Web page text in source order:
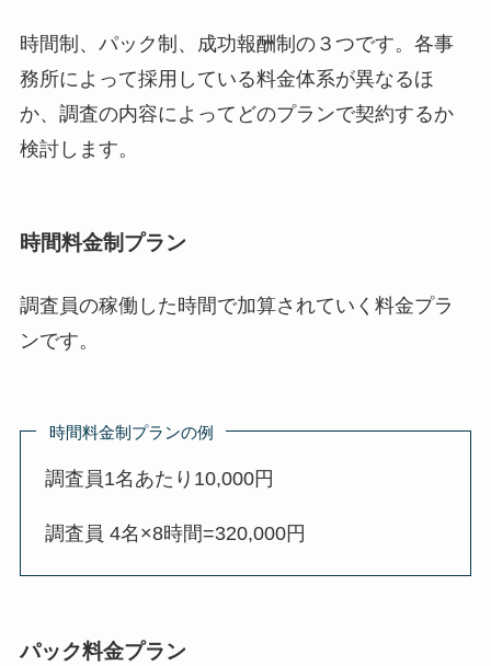
時間制、パック制、成功報酬制の３つです。各事
務所によって採用している料金体系が異なるほ
か、調査の内容によってどのプランで契約するか
検討します。
時間料金制プラン
調査員の稼働した時間で加算されていく料金プラ
ンです。
時間料金制プランの例
調査員1名あたり10,000円
調査員 4名×8時間=320,000円
パック料金プラン